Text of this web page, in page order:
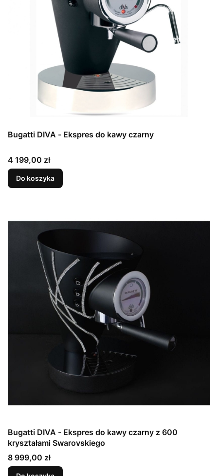
Bugatti DIVA - Ekspres do kawy czarny
Cena
4 199,00 zł
Do koszyka
Bugatti DIVA - Ekspres do kawy czarny z 600
kryształami Swarovskiego
Cena
8 999,00 zł